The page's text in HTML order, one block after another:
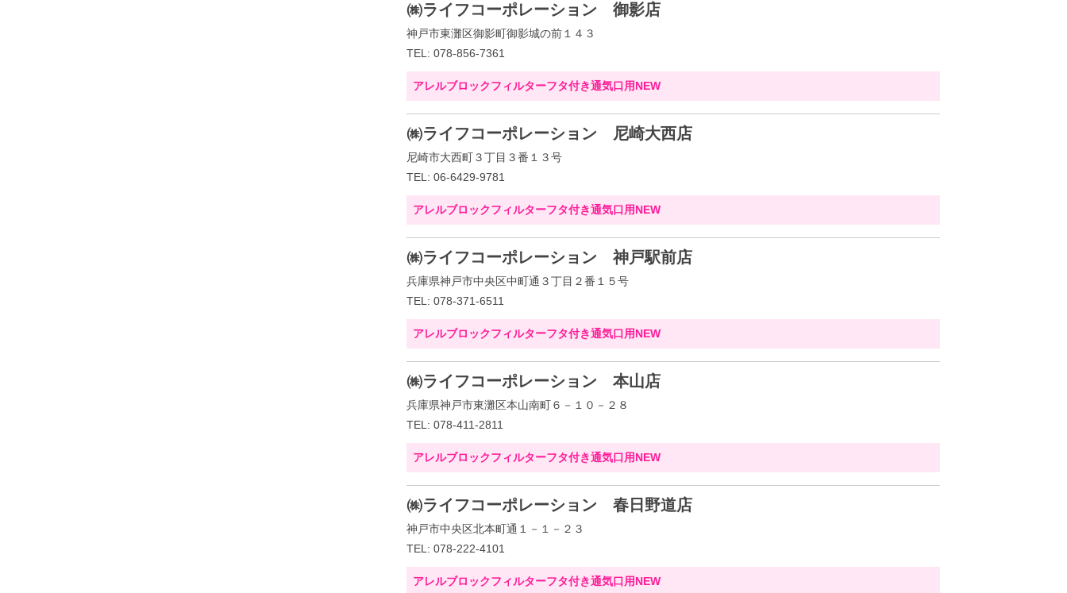
㈱ライフコーポレーション 御影店
神戸市東灘区御影町御影城の前１４３
TEL: 078-856-7361
アレルブロックフィルターフタ付き通気口用NEW
㈱ライフコーポレーション 尼崎大西店
尼崎市大西町３丁目３番１３号
TEL: 06-6429-9781
アレルブロックフィルターフタ付き通気口用NEW
㈱ライフコーポレーション 神戸駅前店
兵庫県神戸市中央区中町通３丁目２番１５号
TEL: 078-371-6511
アレルブロックフィルターフタ付き通気口用NEW
㈱ライフコーポレーション 本山店
兵庫県神戸市東灘区本山南町６－１０－２８
TEL: 078-411-2811
アレルブロックフィルターフタ付き通気口用NEW
㈱ライフコーポレーション 春日野道店
神戸市中央区北本町通１－１－２３
TEL: 078-222-4101
アレルブロックフィルターフタ付き通気口用NEW